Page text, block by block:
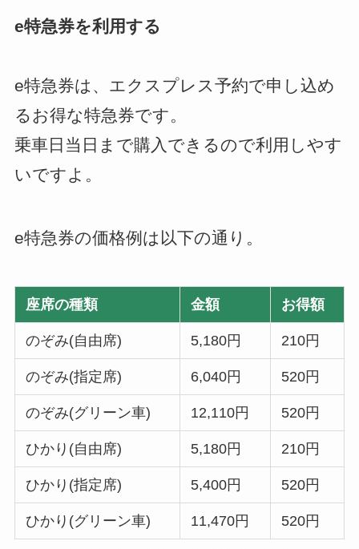
e特急券を利用する
e特急券は、エクスプレス予約で申し込め
るお得な特急券です。
乗車日当日まで購入できるので利用しやす
いですよ。
e特急券の価格例は以下の通り。
座席の種類 金額 お得額
のぞみ(自由席) 5,180円 210円
のぞみ(指定席) 6,040円 520円
のぞみ(グリーン車) 12,110円 520円
ひかり(自由席) 5,180円 210円
ひかり(指定席) 5,400円 520円
ひかり(グリーン車) 11,470円 520円